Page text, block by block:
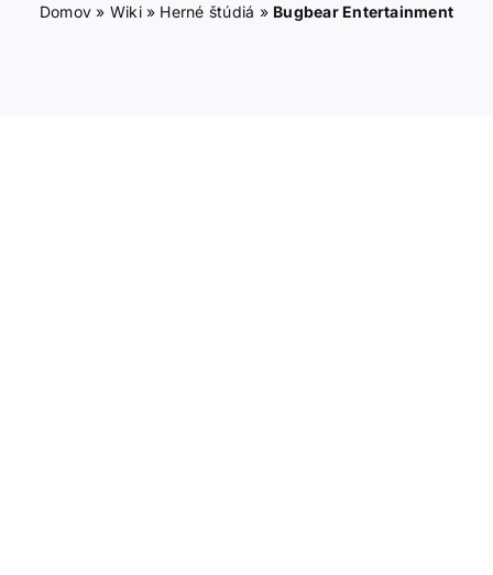
Domov » Wiki» Herné štúdiá » Bugbear Entertainment